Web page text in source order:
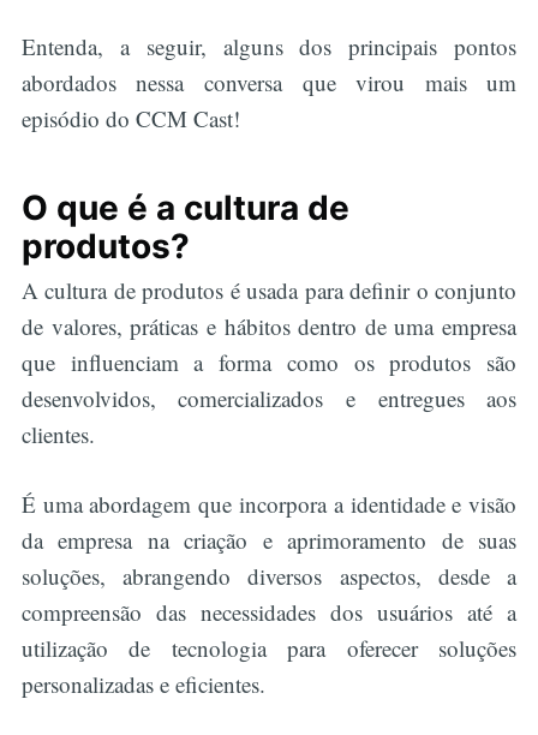
Entenda, a seguir, alguns dos principais pontos
abordados nessa conversa que virou mais um
episódio do CCM Cast!
O que é a cultura de
produtos?
A cultura de produtos é usada para definir o conjunto
de valores, práticas e hábitos dentro de uma empresa
que influenciam a forma como os produtos são
desenvolvidos, comercializados e entregues aos
clientes.
É uma abordagem que incorpora a identidade e visão
da empresa na criação e aprimoramento de suas
soluções, abrangendo diversos aspectos, desde a
compreensão das necessidades dos usuários até a
utilização de tecnologia para oferecer soluções
personalizadas e eficientes.